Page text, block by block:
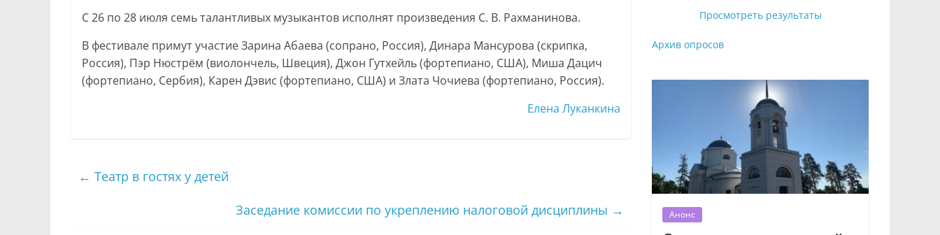
С 26 по 28 июля семь талантливых музыкантов исполнят произведения С. В. Рахманинова.
В фестивале примут участие Зарина Абаева (сопрано, Россия), Динара Мансурова (скрипка,
Россия), Пэр Нюстрём (виолончель, Швеция), Джон Гутхейль (фортепиано, США), Миша Дацич
(фортепиано, Сербия), Карен Дэвис (фортепиано, США) и Злата Чочиева (фортепиано, Россия).
Елена Луканкина
← Театр в гостях у детей
Заседание комиссии по укреплению налоговой дисциплины →
Просмотреть результаты
Архив опросов
Анонс